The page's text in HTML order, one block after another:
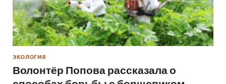
ЭКОЛОГИЯ
Волонтёр Попова рассказала о